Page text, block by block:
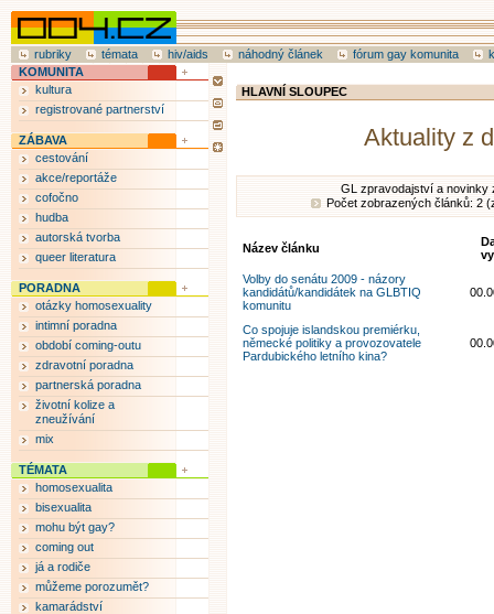
rubriky témata hiv/aids náhodný článek fórum gay komunita
HLAVNÍ SLOUPEC
Aktuality z
GL zpravodajství a novinky
Počet zobrazených článků: 2
Název článku
Volby do senátu 2009 - názory
kandidátů/kandidátek na GLBTIQ
komunitu
Co spojuje islandskou premiérku,
německé politiky a provozovatele
Pardubického letního kina?
KOMUNITA
kultura
registrované partnerství
ZÁBAVA
cestování
akce/reportáže
cofočno
hudba
autorská tvorba
queer literatura
PORADNA
otázky homosexuality
intimní poradna
období coming-outu
zdravotní poradna
partnerská poradna
životní kolize a
zneužívání
mix
TÉMATA
homosexualita
bisexualita
mohu být gay?
coming out
já a rodiče
můžeme porozumět?
kamarádství